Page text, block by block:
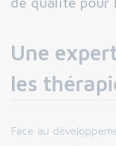
Une
les
Face au